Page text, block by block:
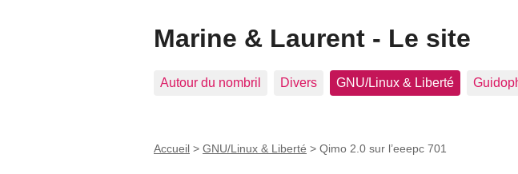
Marine & Laurent - Le site
Autour du nombril Divers GNU/Linux & Liberté
Accueil > GNU/Linux & Liberté > Qimo 2.0 sur l’eeepc 701